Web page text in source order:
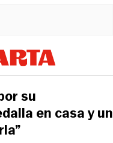
su
en casa y un